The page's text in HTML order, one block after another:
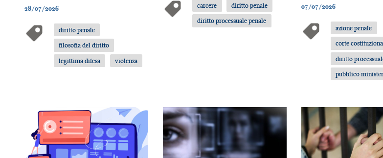
28/07/2026
diritto penale
filosofia del diritto
legittima difesa
violenza
carcere
diritto penale
diritto processuale penale
07/07/2026
azione penale
corte
diritto
pubblico